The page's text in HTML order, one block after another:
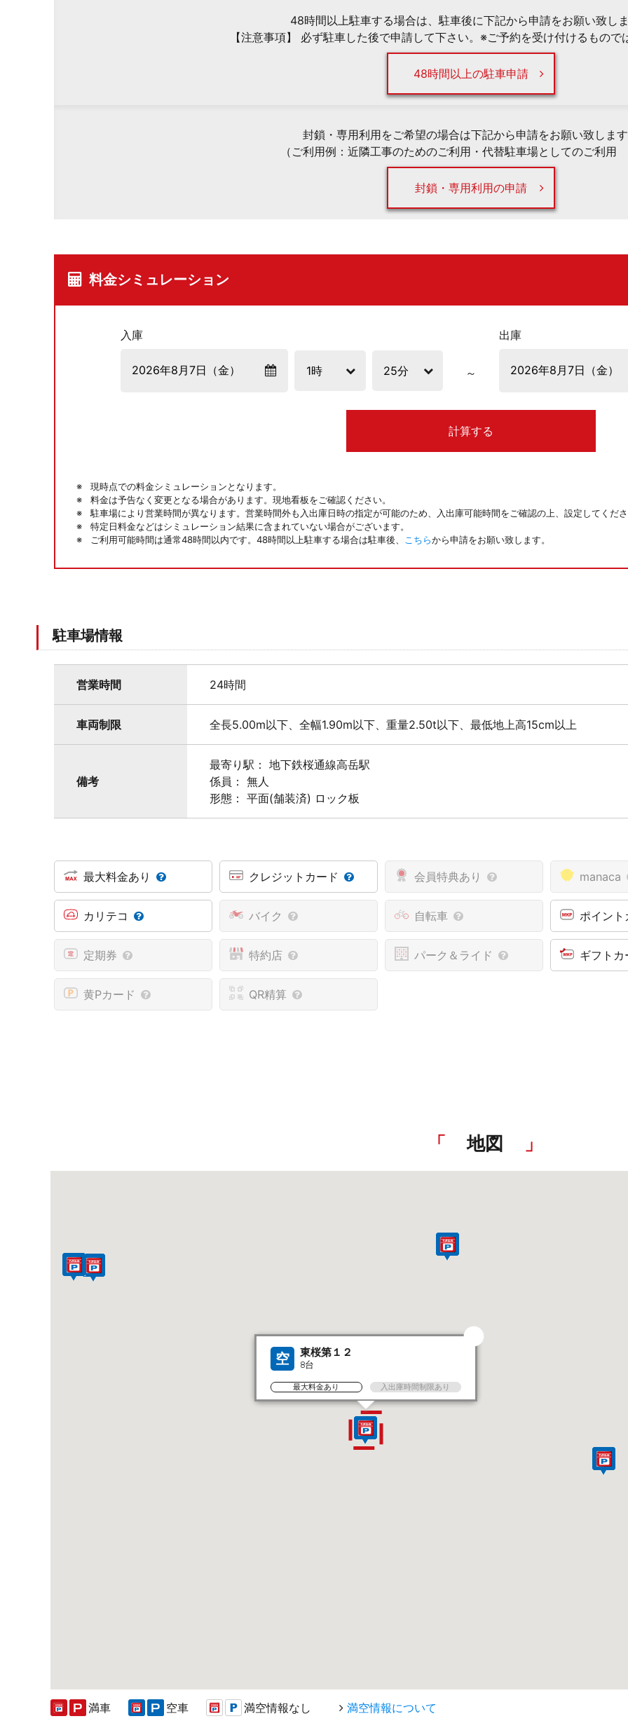
48時間以上駐車する場合は、駐車後に下記から申請をお願い致し
【注意事項】 必ず駐車した後で申請して下さい。※ご予約を受け付けるもので
48時間以上の駐車申請
封鎖・専用利用をご希望の場合は下記から申請をお願い致しま
（ご利用例：近隣工事のためのご利用・代替駐車場としてのご利用
封鎖・専用利用の申請
料金シミュレーション
入庫 出庫
計算する
現時点での料金シミュレーションとなります。
料金は予告なく変更となる場合があります。現地看板をご確認ください。
駐車場により営業時間が異なります。営業時間外も入出庫日時の指定が可能のため、入出庫可能時間をご確認の上、設定してくだ
特定日料金などはシミュレーション結果に含まれていない場合がございます。
ご利用可能時間は通常48時間以内です。48時間以上駐車する場合は駐車後、
こちらから申請をお願い致します。
駐車場情報
営業時間 24時間
車両制限 全長5.00m以下、全幅1.90m以下、重量2.50t以下、最低地上高15cm以上
備考
最寄り駅： 地下鉄桜通線高岳駅
係員： 無人
形態： 平面(舗装済) ロック板
最大料金あり クレジットカード 会員特典あり manaca
カリテコ バイク 自転車 ポイン
定期券 特約店 パーク＆ライド ギフト
黄Pカード QR精算
地図
空 東桜第１２
8台
最大料金あり 入出庫時間制限あり
満車 空車 満空情報なし 満空情報について